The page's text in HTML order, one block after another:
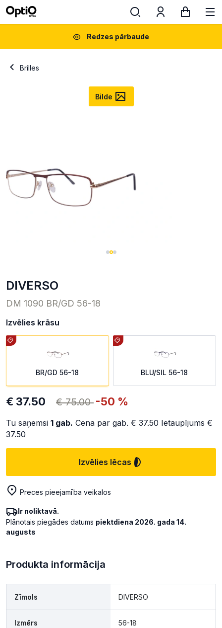
Redzes pārbaude
Brilles
Bilde
DIVERSO
DM 1090 BR/GD 56-18
Izvēlies krāsu
BR/GD 56-18 BLU/SIL 56-18
€ 37.50 € 75.00 -50 %
Tu saņemsi 1 gab. Cena par gab. € 37.50 Ietaupījums €
37.50
Izvēlies lēcas
Preces pieejamība veikalos
Ir noliktavā.
Plānotais piegādes datums piektdiena 2026. gada 14.
augusts
Produkta informācija
Zīmols DIVERSO
Izmērs 56-18